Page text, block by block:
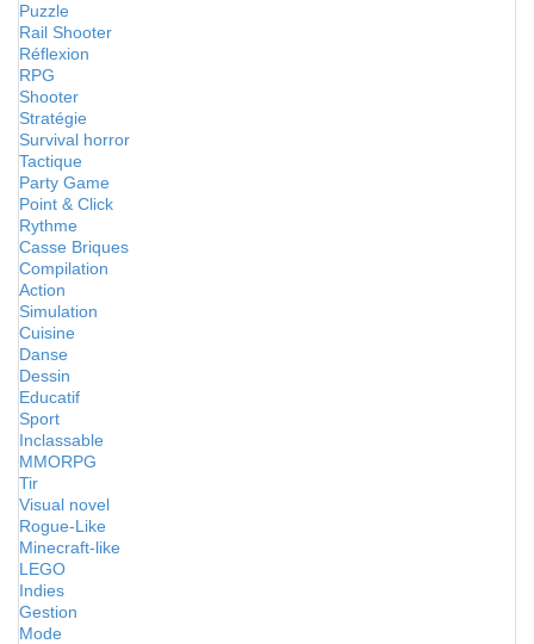
Puzzle
Rail Shooter
Réflexion
RPG
Shooter
Stratégie
Survival horror
Tactique
Party Game
Point & Click
Rythme
Casse Briques
Compilation
Action
Simulation
Cuisine
Danse
Dessin
Educatif
Sport
Inclassable
MMORPG
Tir
Visual novel
Rogue-Like
Minecraft-like
LEGO
Indies
Gestion
Mode